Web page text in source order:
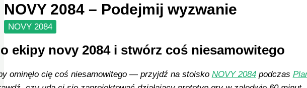
NOVY 2084 – Podejmij wyzwanie
NOVY 2084
ekipy novy 2084 i stwórz coś niesamowitego
ominęło cię coś niesamowitego — przyjdź na stoisko NOVY 2084podczas